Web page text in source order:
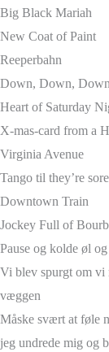
Big Black Mariah
New Coat of Paint
Reeperbahn
Down, Down, Down
Heart of Saturday
X-mas-card from a
Virginia Avenue
Tango til they’re sore
Downtown Train
Jockey Full of
Pause og kolde øl
Vi blev spurgt om vi
væggen
Måske svært at føle
jeg undrede mig og